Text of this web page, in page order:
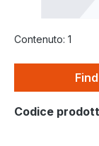
Contenuto: 1
Codice